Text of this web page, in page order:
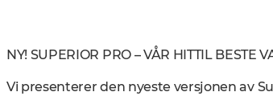
NY! SUPERIOR PRO – VÅR HITTIL BESTE
Vi presenterer den nyeste versjonen av